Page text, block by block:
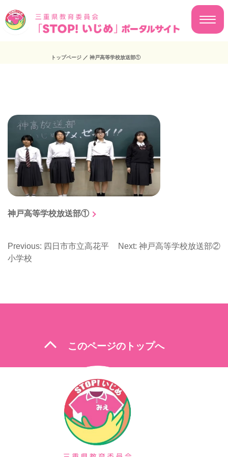
トップページ ／ 神戸高等学校放送部①
神戸高等学校放送部①
投
ビ
ョ
Previous: 四日市市立高花平
小学校
Next: 神戸高等学校放送部②
expand_less このページのトップへ